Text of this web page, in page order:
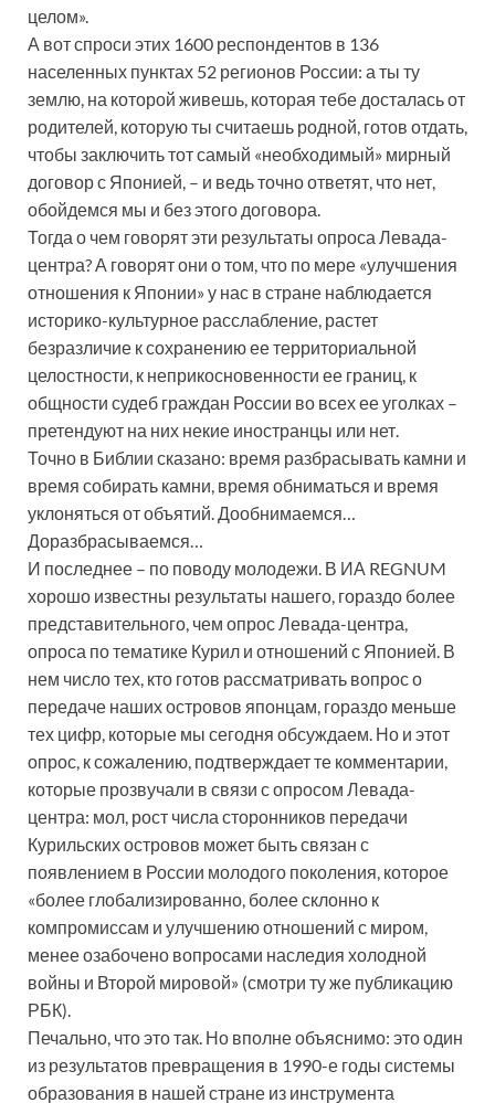
целом».
А вот спроси этих 1600 респондентов в 136
населенных пунктах 52 регионов России: а ты ту
землю, на которой живешь, которая тебе досталась от
родителей, которую ты считаешь родной, готов отдать,
чтобы заключить тот самый «необходимый» мирный
договор с Японией, – и ведь точно ответят, что нет,
обойдемся мы и без этого договора.
Тогда о чем говорят эти результаты опроса Левада-
центра? А говорят они о том, что по мере «улучшения
отношения к Японии» у нас в стране наблюдается
историко-культурное расслабление, растет
безразличие к сохранению ее территориальной
целостности, к неприкосновенности ее границ, к
общности судеб граждан России во всех ее уголках –
претендуют на них некие иностранцы или нет.
Точно в Библии сказано: время разбрасывать камни и
время собирать камни, время обниматься и время
уклоняться от объятий. Дообнимаемся…
Доразбрасываемся…
И последнее – по поводу молодежи. В ИА REGNUM
хорошо известны результаты нашего, гораздо более
представительного, чем опрос Левада-центра,
опроса по тематике Курил и отношений с Японией. В
нем число тех, кто готов рассматривать вопрос о
передаче наших островов японцам, гораздо меньше
тех цифр, которые мы сегодня обсуждаем. Но и этот
опрос, к сожалению, подтверждает те комментарии,
которые прозвучали в связи с опросом Левада-
центра: мол, рост числа сторонников передачи
Курильских островов может быть связан с
появлением в России молодого поколения, которое
«более глобализированно, более склонно к
компромиссам и улучшению отношений с миром,
менее озабочено вопросами наследия холодной
войны и Второй мировой» (смотри ту же публикацию
РБК).
Печально, что это так. Но вполне объяснимо: это один
из результатов превращения в 1990-е годы системы
образования в нашей стране из инструмента